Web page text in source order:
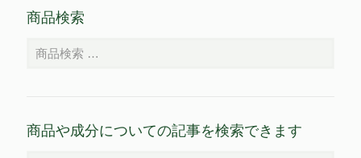
商品検索
商品や成分についての記事を検索できます